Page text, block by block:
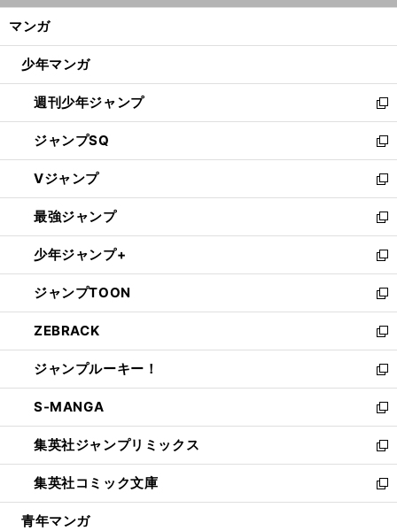
ン
ウ
開
く
マンガ
少年マンガ
週刊少年ジャンプ
新
し
い
ウ
ィ
ン
ド
ウ
で
開
く
ジャンプSQ
新
し
い
ウ
ィ
ン
ド
ウ
で
開
く
Vジャンプ
新
し
い
ウ
ィ
ン
ド
ウ
で
開
く
最強ジャンプ
新
し
い
ウ
ィ
ン
ド
ウ
で
開
く
少年ジャンプ+
新
し
い
ウ
ィ
ン
ド
ウ
で
開
く
ジャンプTOON
新
し
い
ウ
ィ
ン
ド
ウ
で
開
く
ZEBRACK
新
し
い
ウ
ィ
ン
ド
ウ
で
開
ジャンプルーキー！
新
し
い
ウ
ィ
ン
ド
ウ
S-MANGA
新
し
い
ウ
ィ
ン
集英社ジャンプリミックス
新
し
い
ウ
集英社コミック文庫
新
し
青年マンガ